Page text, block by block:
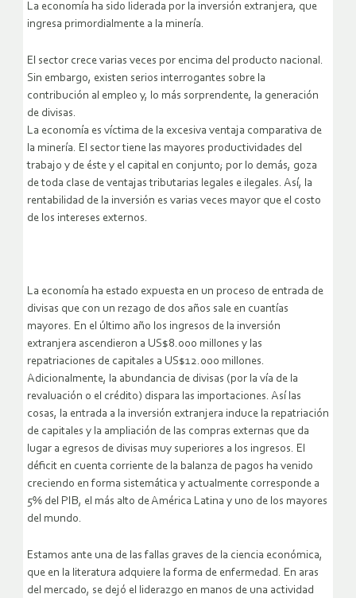
La economía ha sido liderada por la inversión extranjera, que
ingresa primordialmente a la minería.
El sector crece varias veces por encima del producto nacional.
Sin embargo, existen serios interrogantes sobre la
contribución al empleo y, lo más sorprendente, la generación
de divisas.
La economía es víctima de la excesiva ventaja comparativa de
la minería. El sector tiene las mayores productividades del
trabajo y de éste y el capital en conjunto; por lo demás, goza
de toda clase de ventajas tributarias legales e ilegales. Así, la
rentabilidad de la inversión es varias veces mayor que el costo
de los intereses externos.
La economía ha estado expuesta en un proceso de entrada de
divisas que con un rezago de dos años sale en cuantías
mayores. En el último año los ingresos de la inversión
extranjera ascendieron a US$8.000 millones y las
repatriaciones de capitales a US$12.000 millones.
Adicionalmente, la abundancia de divisas (por la vía de la
revaluación o el crédito) dispara las importaciones. Así las
cosas, la entrada a la inversión extranjera induce la repatriación
de capitales y la ampliación de las compras externas que da
lugar a egresos de divisas muy superiores a los ingresos. El
déficit en cuenta corriente de la balanza de pagos ha venido
creciendo en forma sistemática y actualmente corresponde a
5% del PIB, el más alto de América Latina y uno de los mayores
del mundo.
Estamos ante una de las fallas graves de la ciencia económica,
que en la literatura adquiere la forma de enfermedad. En aras
del mercado, se dejó el liderazgo en manos de una actividad